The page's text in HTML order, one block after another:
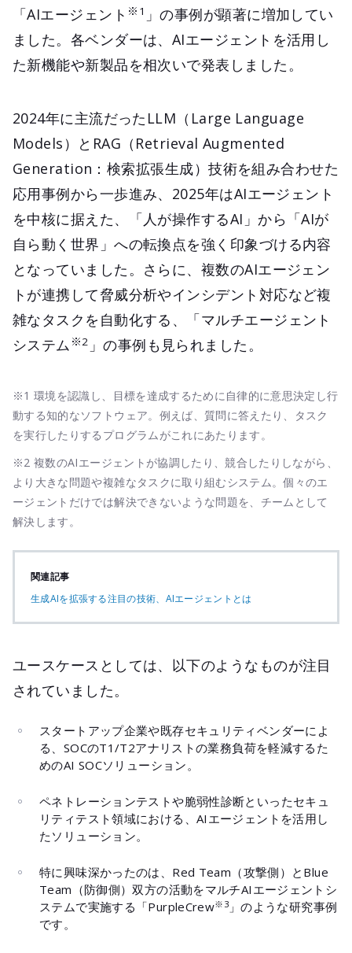
「AIエージェント ※1 」の事例が顕著に増加してい
ました。各ベンダーは、AIエージェントを活用し
た新機能や新製品を相次いで発表しました。
2024年に主流だったLLM（Large Language
Models）とRAG（Retrieval Augmented
Generation：検索拡張生成）技術を組み合わせた
応用事例から一歩進み、2025年はAIエージェント
を中核に据えた、「人が操作するAI」から「AIが
自ら動く世界」への転換点を強く印象づける内容
となっていました。さらに、複数のAIエージェン
トが連携して脅威分析やインシデント対応など複
雑なタスクを自動化する、「マルチエージェント
システム ※2 」の事例も見られました。
※1 環境を認識し、目標を達成するために自律的に意思決定し行
動する知的なソフトウェア。例えば、質問に答えたり、タスク
を実行したりするプログラムがこれにあたります。
※2 複数のAIエージェントが協調したり、競合したりしながら、
より大きな問題や複雑なタスクに取り組むシステム。個々のエ
ージェントだけでは解決できないような問題を、チームとして
解決します。
関連記事
生成AIを拡張する注目の技術、AIエージェントとは
ユースケースとしては、以下のようなものが注目
されていました。
スタートアップ企業や既存セキュリティベンダーによ
る、SOCのT1/T2アナリストの業務負荷を軽減するた
めのAI SOCソリューション。
ペネトレーションテストや脆弱性診断といったセキュ
リティテスト領域における、AIエージェントを活用し
たソリューション。
特に興味深かったのは、Red Team（攻撃側）とBlue
Team（防御側）双方の活動をマルチAIエージェントシ
ステムで実施する「PurpleCrew※3」のような研究事例
です。